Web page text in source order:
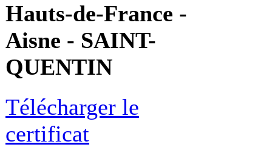
Hauts-de-France -
Aisne - SAINT-
QUENTIN
Télécharger le
certificat